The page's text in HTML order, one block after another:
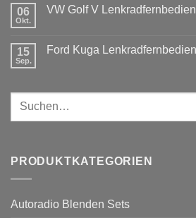
DIN
benötigt
Fusion
Can
06
Okt.
VW Golf V
VW
15
Sep.
Ford Kuga
Ford
Lenkradfernbedienung
anschließen
Suchen
PRODUKTKATEGORIEN
Autoradio Blenden Sets